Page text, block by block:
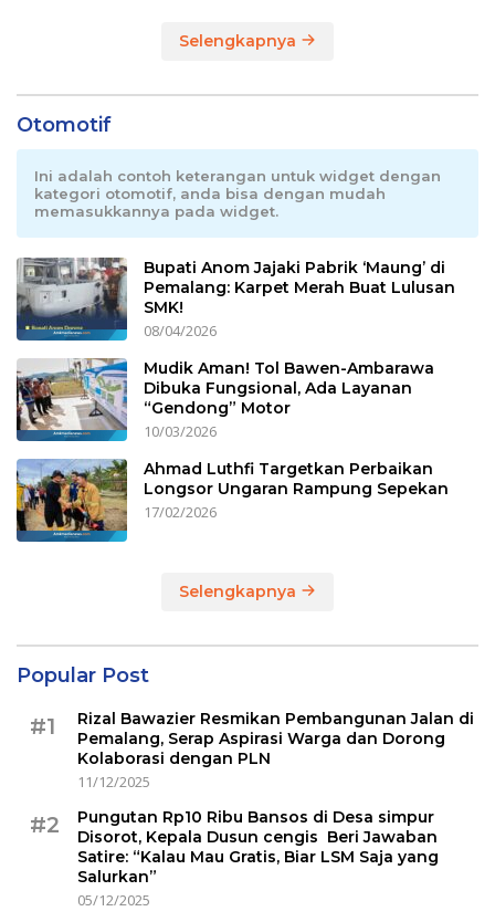
Selengkapnya
Otomotif
Ini adalah contoh keterangan untuk widget dengan
kategori otomotif, anda bisa dengan mudah
memasukkannya pada widget.
Bupati Anom Jajaki Pabrik ‘Maung’ di
Pemalang: Karpet Merah Buat Lulusan
SMK!
08/04/2026
Mudik Aman! Tol Bawen-Ambarawa
Dibuka Fungsional, Ada Layanan
“Gendong” Motor
10/03/2026
Ahmad Luthfi Targetkan Perbaikan
Longsor Ungaran Rampung Sepekan
17/02/2026
Selengkapnya
Popular Post
#1
Rizal Bawazier Resmikan Pembangunan Jalan di
Pemalang, Serap Aspirasi Warga dan Dorong
Kolaborasi dengan PLN
11/12/2025
#2
Pungutan Rp10 Ribu Bansos di Desa simpur
Disorot, Kepala Dusun cengis Beri Jawaban
Satire: “Kalau Mau Gratis, Biar LSM Saja yang
Salurkan”
05/12/2025